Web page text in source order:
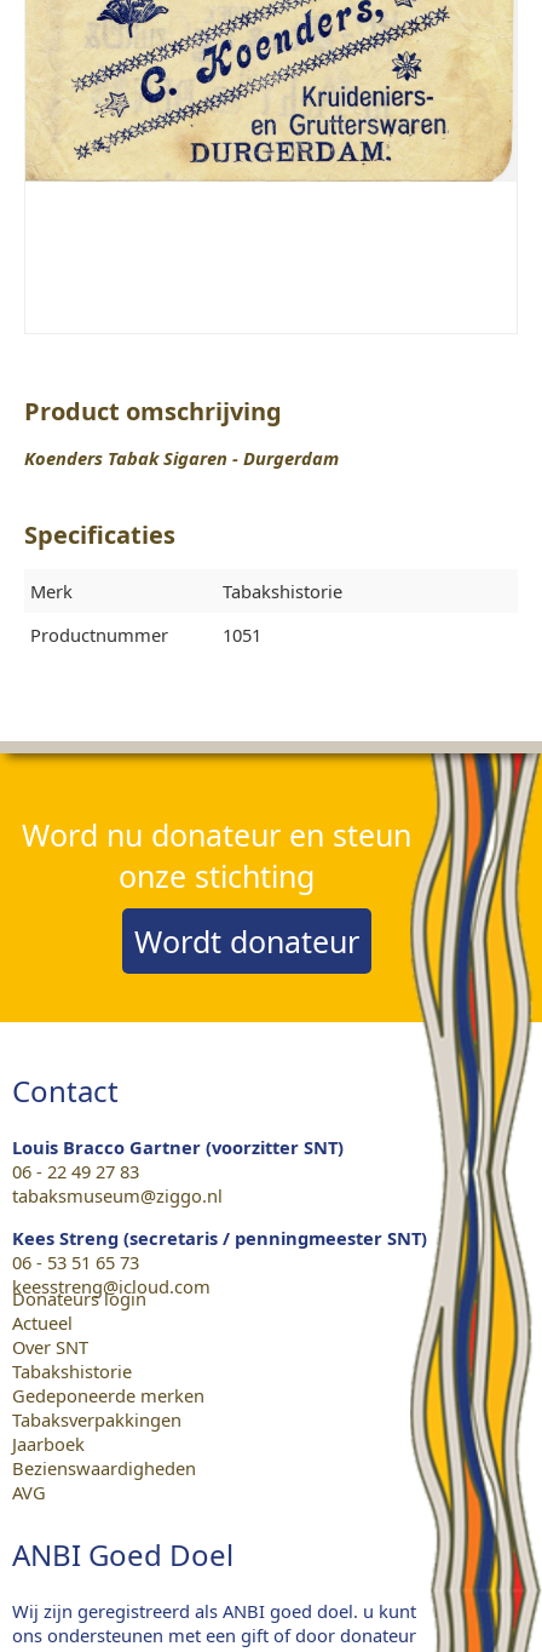
Product omschrijving
Koenders Tabak Sigaren - Durgerdam
Specificaties
Merk
Tabakshistorie
Productnummer
1051
Word nu donateur en steun
onze stichting
Wordt donateur
Contact
Louis Bracco Gartner (voorzitter SNT)
06 - 22 49 27 83
tabaksmuseum@ziggo.nl
Kees Streng (secretaris / penningmeester SNT)
06 - 53 51 65 73
keesstreng@icloud.com
Donateurs login
Actueel
Over SNT
Tabakshistorie
Gedeponeerde merken
Tabaksverpakkingen
Jaarboek
Bezienswaardigheden
AVG
ANBI Goed Doel
Wij zijn geregistreerd als ANBI goed doel. u kunt
ons ondersteunen met een gift of door donateur